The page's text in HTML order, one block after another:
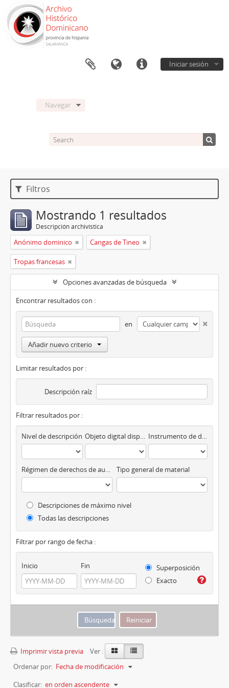
Iniciar sesión
Navegar
Filtros
Mostrando 1 resultados
Descripción archivística
Anónimo dominico Cangas de Tineo
Tropas francesas
Opciones avanzadas de búsqueda
Encontrar resultados con :
en
Añadir nuevo criterio
Limitar resultados por :
Descripción raíz
Filtrar resultados por :
Nivel de descripción Objeto digital disponibles Instrumento de descripción
Régimen de derechos de autor Tipo general de material
Descripciones de máximo nivel
Todas las descripciones
Filtrar por rango de fecha :
Inicio Fin
Superposición
Exacto
Imprimir vista previa
Ver :
Ordenar por: Fecha de modificación
Clasificar: en orden ascendente